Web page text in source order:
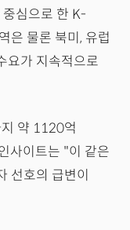
중심으로 한 K-
은 물론 북미, 유럽
요가 지속적으로
약 1120억
사이트는 "이 같은
선호의 급변이